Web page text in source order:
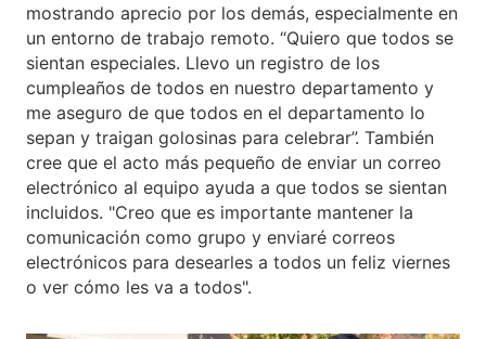
mostrando aprecio por los demás, especialmente en
un entorno de trabajo remoto. “Quiero que todos se
sientan especiales. Llevo un registro de los
cumpleaños de todos en nuestro departamento y
me aseguro de que todos en el departamento lo
sepan y traigan golosinas para celebrar”. También
cree que el acto más pequeño de enviar un correo
electrónico al equipo ayuda a que todos se sientan
incluidos. "Creo que es importante mantener la
comunicación como grupo y enviaré correos
electrónicos para desearles a todos un feliz viernes
o ver cómo les va a todos".